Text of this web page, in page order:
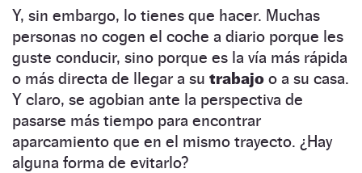
Y, sin embargo, lo tienes que hacer. Muchas
personas no cogen el coche a diario porque les
guste conducir, sino porque es la vía más rápida
o más directa de llegar a su trabajo o a su casa.
Y claro, se agobian ante la perspectiva de
pasarse más tiempo para encontrar
aparcamiento que en el mismo trayecto. ¿Hay
alguna forma de evitarlo?